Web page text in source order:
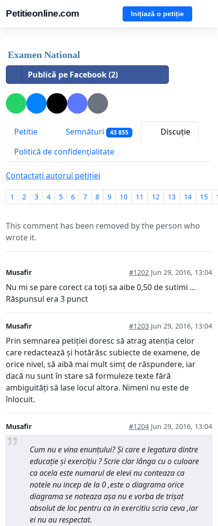
Petitieonline.com Inițiază o petiție
Examen National
Publică pe Facebook (2)
Petitie Semnături 43 855
Discuție
Politică de confidențialitate
Contactați autorul petiției
1 2 3 4 5 6 7 8 9 10 11 12 13 14 15
This comment has been removed by the person who
wrote it.
Musafir #1202 Jun 29, 2016, 13:04
Nu mi se pare corect ca toți sa aibe 0,50 de sutimi ...
Răspunsul era 3 punct
Musafir #1203 Jun 29, 2016, 13:04
Prin semnarea petiției doresc să atrag atenția celor
care redactează și hotărăsc subiecte de examene, de
orice nivel, să aibă mai mult simț de răspundere, iar
dacă nu sunt în stare să formuleze texte fără
ambiguități să lase locul altora. Nimeni nu este de
înlocuit.
Musafir #1204 Jun 29, 2016, 13:04
Cum nu e vina enunțului? Și care e legatura dintre
educație și exercițiu ? Scrie clar lânga cu o culoare
ca acela este numarul de elevi nu conteaza ca
notele nu incep de la 0 ,este o diagrama orice
diagrama se noteaza așa nu e vorba de trișat
absolut de loc pentru ca in exercitiu scria ceva ,iar
ei nu au respectat.